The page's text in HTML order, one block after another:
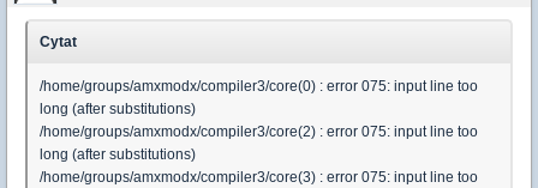
Cytat
/home/groups/amxmodx/compiler3/core(0) : error 075: input line too
long (after substitutions)
/home/groups/amxmodx/compiler3/core(2) : error 075: input line too
long (after substitutions)
/home/groups/amxmodx/compiler3/core(3) : error 075: input line too